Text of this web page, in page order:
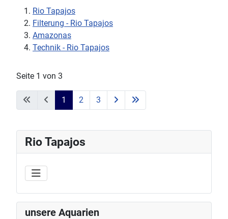
Rio Tapajos
Filterung - Rio Tapajos
Amazonas
Technik - Rio Tapajos
Seite 1 von 3
1 2 3
Rio Tapajos
unsere Aquarien